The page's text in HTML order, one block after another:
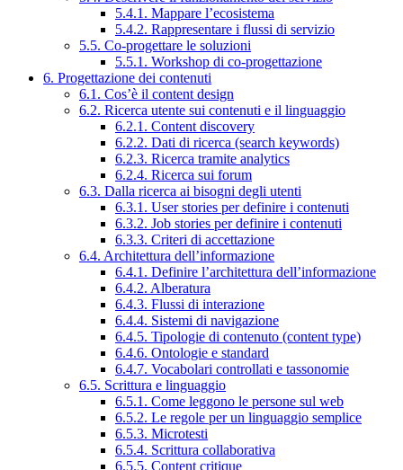
5.4.1. Mappare l’ecosistema
5.4.2. Rappresentare i flussi di servizio
5.5. Co-progettare le soluzioni
5.5.1. Workshop di co-progettazione
6. Progettazione dei contenuti
6.1. Cos’è il content design
6.2. Ricerca utente sui contenuti e il linguaggio
6.2.1. Content discovery
6.2.2. Dati di ricerca (search keywords)
6.2.3. Ricerca tramite analytics
6.2.4. Ricerca sui forum
6.3. Dalla ricerca ai bisogni degli utenti
6.3.1. User stories per definire i contenuti
6.3.2. Job stories per definire i contenuti
6.3.3. Criteri di accettazione
6.4. Architettura dell’informazione
6.4.1. Definire l’architettura dell’informazione
6.4.2. Alberatura
6.4.3. Flussi di interazione
6.4.4. Sistemi di navigazione
6.4.5. Tipologie di contenuto (content type)
6.4.6. Ontologie e standard
6.4.7. Vocabolari controllati e tassonomie
6.5. Scrittura e linguaggio
6.5.1. Come leggono le persone sul web
6.5.2. Le regole per un linguaggio semplice
6.5.3. Microtesti
6.5.4. Scrittura collaborativa
6.5.5. Content critique